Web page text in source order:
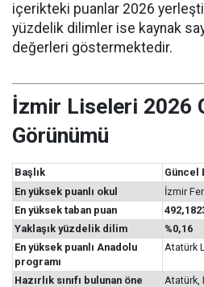
içerikteki puanlar 2026
yüzdelik dilimler ise kaynak
değerleri göstermektedir.
İzmir Liseleri 2026
Görünümü
Başlık
Güncel
En yüksek puanlı okul
İzmir
En yüksek taban puan
Yaklaşık yüzdelik dilim
%0,16
En yüksek puanlı Anadolu
programı
Atatürk
Hazırlık sınıfı bulunan öne
Atatürk,